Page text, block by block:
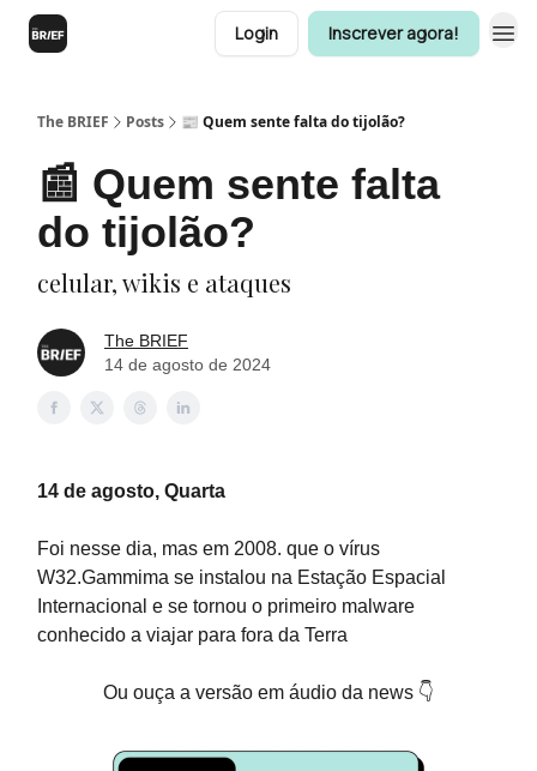
Login Inscrever agora!
The BRIEF Posts 📰 Quem sente falta do tijolão?
📰 Quem sente falta
do tijolão?
celular, wikis e ataques
The BRIEF
14 de agosto de 2024
14 de agosto, Quarta
Foi nesse dia, mas em 2008. que o vírus
W32.Gammima se instalou na Estação Espacial
Internacional e se tornou o primeiro malware
conhecido a viajar para fora da Terra
Ou ouça a versão em áudio da news 👇